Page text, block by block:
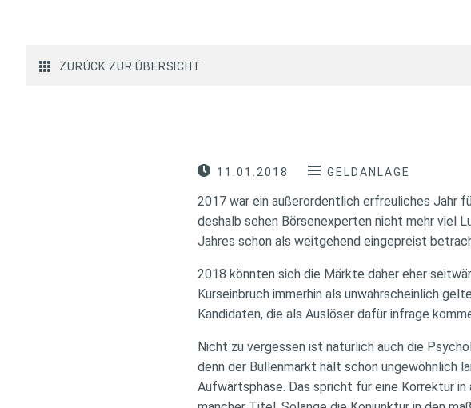
ZURÜCK ZUR ÜBERSICHT
11.01.2018 GELDANLAGE
2017 war ein außerordentlich erfreuliches Jahr
deshalb sehen Börsenexperten nicht mehr viel
Jahres schon als weitgehend eingepreist
2018 könnten sich die Märkte daher eher
Kurseinbruch immerhin als unwahrscheinlich
Kandidaten, die als Auslöser dafür infrage
Nicht zu vergessen ist natürlich auch die
denn der Bullenmarkt hält schon ungewöhnlich
Aufwärtsphase. Das spricht für eine Korrektur